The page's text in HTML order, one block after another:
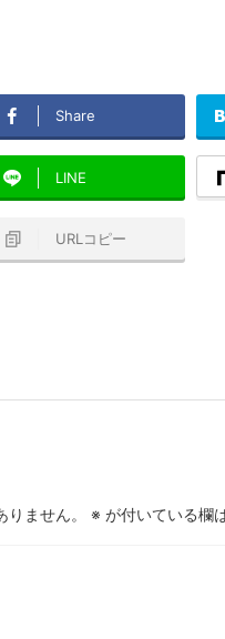
Share
LINE
URLコピー
ません。 ※ が付いている欄